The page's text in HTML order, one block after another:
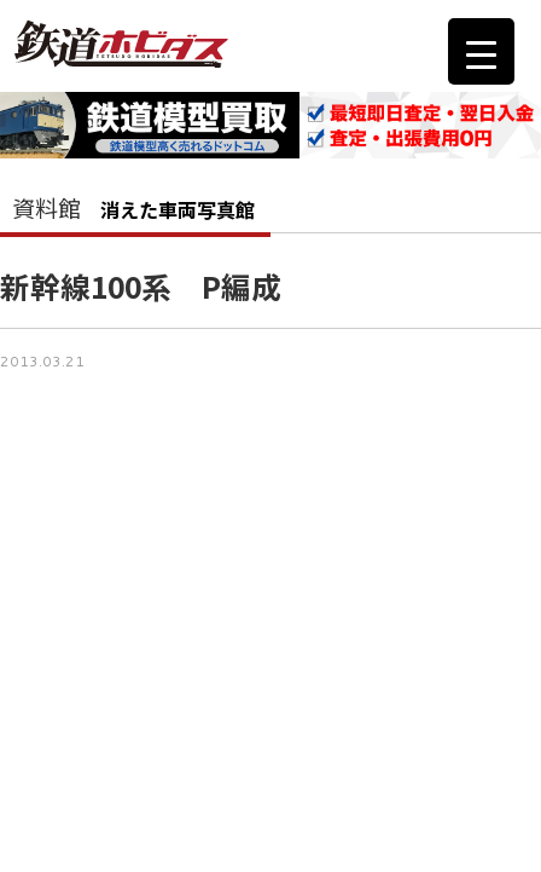
資料館 消えた車両写真館
新幹線100系 P編成
2013.03.21